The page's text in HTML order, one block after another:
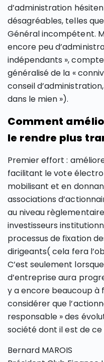
d’administration
désagréables, telles
Général incompétent.
encore peu
indépendants »,
généralisé de la «
conseil
dans le mien »).
Comment
le rendre plus
Premier effort :
facilitant le vote
mobilisant et en
associations
au niveau
investisseurs
processus de fixation
dirigeants( cela fera
C’est seulement
d’entreprise aura
y a encore beaucoup à
considérer que
responsable » des
société dont il est de
Bernard MAROIS